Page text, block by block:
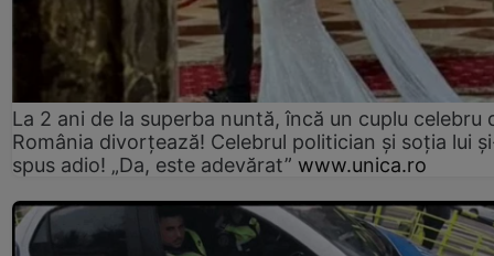
La 2 ani de la superba nuntă, încă un cuplu celebru
România divorțează! Celebrul politician și soția lui
spus adio! „Da, este adevărat” www.unica.ro